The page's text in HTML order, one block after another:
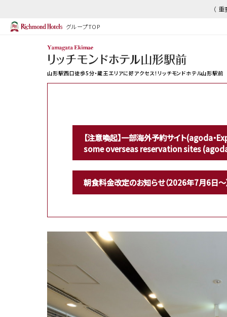
（
グループTOP
山形駅西口徒歩5分・蔵王エリアに好アクセス！リッチモンドホテル山形駅前
【注意喚起】一部海外予約サイト
some overseas reservation sites
朝食料金改定のお知らせ（2026年7月6日～